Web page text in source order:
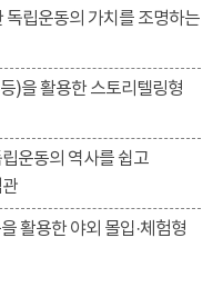
독립운동의 가치를 조명하는
)을 활용한 스토리텔링형
운동의 역사를 쉽고
활용한 야외 몰입·체험형